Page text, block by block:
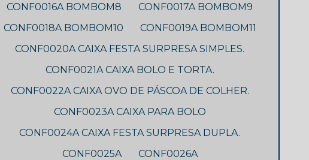
CONF0016A BOMBOM8
CONF0017A BOMBOM9
CONF0018A BOMBOM10
CONF0019A BOMBOM11
CONF0020A CAIXA FESTA SURPRESA SIMPLES.
CONF0021A CAIXA BOLO E TORTA.
CONF0022A CAIXA OVO DE PÁSCOA DE COLHER.
CONF0023A CAIXA PARA BOLO
CONF0024A CAIXA FESTA SURPRESA DUPLA.
CONF0025A
CONF0026A